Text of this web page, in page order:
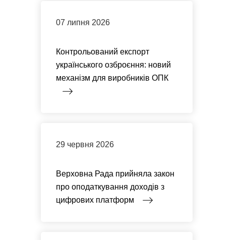
07 липня 2026
Контрольований експорт
українського озброєння: новий
механізм для виробників ОПК
29 червня 2026
Верховна Рада прийняла закон
про оподаткування доходів з
цифрових платформ